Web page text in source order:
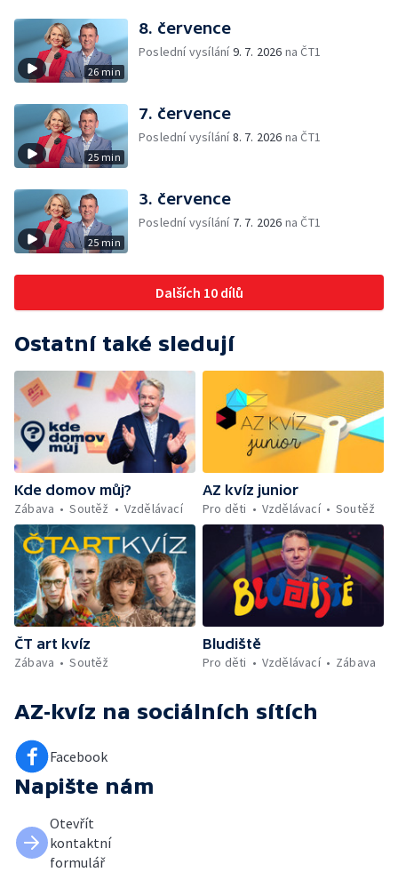
26 min
8. července
Poslední vysílání9. 7. 2026 na ČT1
25 min
7. července
Poslední vysílání8. 7. 2026 na ČT1
25 min
3. července
Poslední vysílání 7. 7. 2026 na ČT1
Dalších 10 dílů
Ostatní také sledují
Kde domov můj?
Zábava
Soutěž Vzdělávací
AZ kvíz junior
Pro děti
Vzdělávací Soutěž
ČT art kvíz
Zábava
Soutěž
Bludiště
Pro děti
Vzdělávací Zábava
AZ-kvíz na sociálních sítích
Facebook
Napište nám
Otevřít
kontaktní
formulář